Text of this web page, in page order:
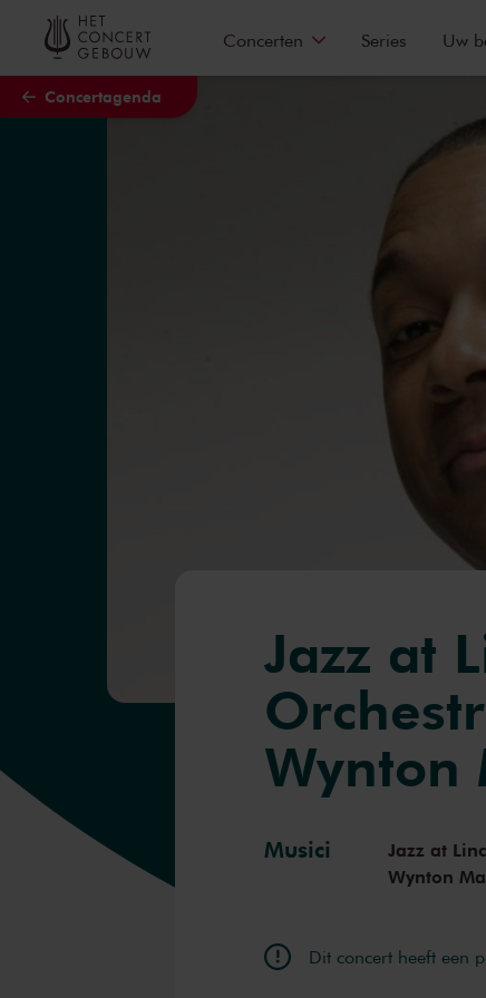
Naar hoofdcontent
Concertagenda
Concerten Series Uw
Jazz at
Wynton
Musici
Jazz at
Wynton
Dit concert heeft een